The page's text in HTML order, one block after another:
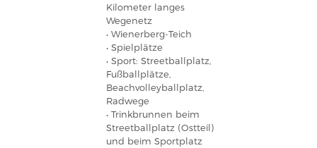
Kilometer langes
Wegenetz
• Wienerberg-Teich
• Spielplätze
• Sport: Streetballplatz,
Fußballplätze,
Beachvolleyballplatz,
Radwege
• Trinkbrunnen beim
Streetballplatz (Ostteil)
und beim Sportplatz